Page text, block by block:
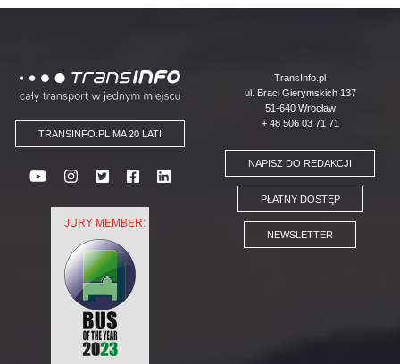
Logo
TRANSINFO.PL MA 20 LAT!
JURY MEMBER:
TransInfo.pl
ul. Braci Gierymskich 137
51-640 Wrocław
+ 48 506 03 71 71
NAPISZ DO REDAKCJI
PŁATNY DOSTĘP
NEWSLETTER